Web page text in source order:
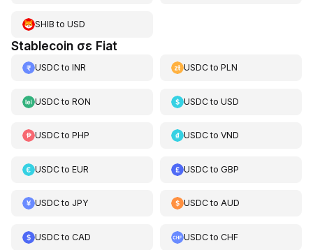
SHIB to USD
Stablecoin σε Fiat
USDCto INR USDCtoPLN
USDCto RON USDCtoUSD
USDCto PHP USDCtoVND
USDCto EUR USDCtoGBP
USDCto JPY USDCtoAUD
USDCto CAD USDCtoCHF